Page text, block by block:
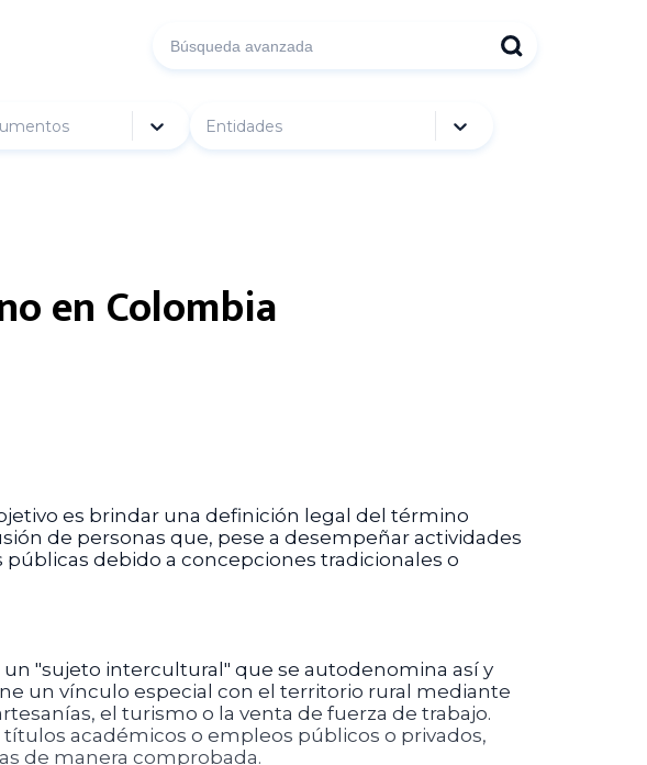
Entidades
en Colombia
es brindar una definición legal del término
de personas que, pese a desempeñar actividades
debido a concepciones tradicionales o
"sujeto intercultural" que se autodenomina así y
un vínculo especial con el territorio rural mediante
el turismo o la venta de fuerza de trabajo.
académicos o empleos públicos o privados,
de manera comprobada.